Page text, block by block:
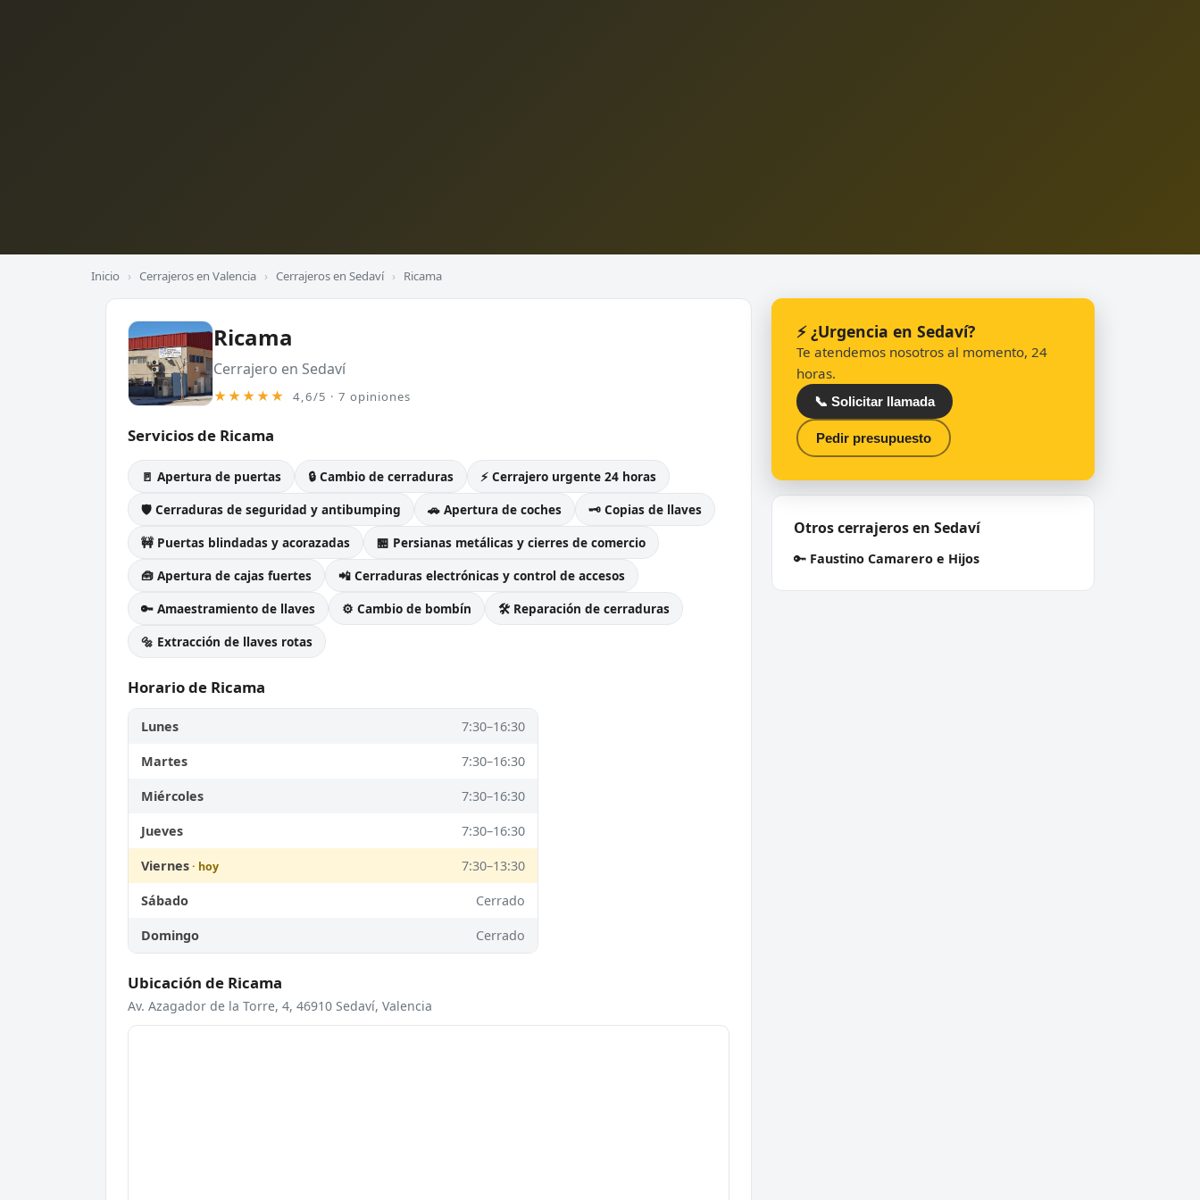
Inicio › Cerrajeros en Valencia › Cerrajeros en Sedaví › Ricama
Ricama
Cerrajero en Sedaví
★★★★★ 4,6/5 · 7 opiniones
Servicios de Ricama
🚪 Apertura de puertas 🔒 Cambio de cerraduras
⚡ Cerrajero urgente 24 horas
🛡️ Cerraduras de seguridad y antibumping
🚗 Apertura de coches
🗝️ Copias de llaves
🚧 Puertas blindadas y acorazadas
🏪 Persianas metálicas y cierres de comercio
🧰 Apertura de cajas fuertes
📲 Cerraduras electrónicas y control de accesos
🔑 Amaestramiento de llaves
⚙️ Cambio de bombín
🛠️ Reparación de cerraduras
🔩 Extracción de llaves rotas
Horario de Ricama
Lunes 7:30–16:30
Martes 7:30–16:30
Miércoles 7:30–16:30
Jueves 7:30–16:30
Viernes 7:30–13:30
Sábado Cerrado
Domingo Cerrado
Ubicación de Ricama
Av. Azagador de la Torre, 4, 46910 Sedaví, Valencia
⚡ ¿Urgencia en Sedaví?
Te atendemos nosotros al momento, 24
horas.
📞 Solicitar llamada
Pedir presupuesto
Otros cerrajeros en Sedaví
🔑 Faustino Camarero e Hijos